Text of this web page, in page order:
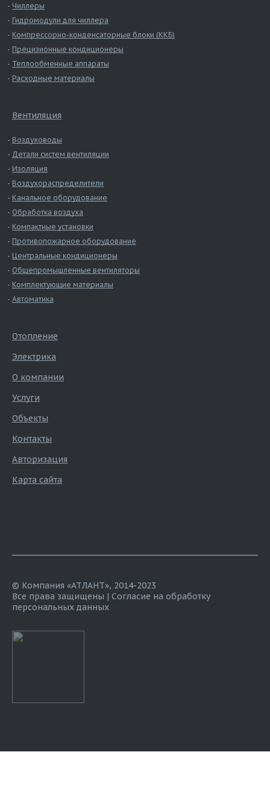
Чиллеры
Гидромодули для чиллера
Компрессорно-конденсаторные блоки (ККБ)
Прецизионные кондиционеры
Теплообменные аппараты
Расходные материалы
Вентиляция
Воздуховоды
Детали систем вентиляции
Изоляция
Воздухораспределители
Канальное оборудование
Обработка воздуха
Компактные установки
Противопожарное оборудование
Центральные кондиционеры
Общепромышленные вентиляторы
Комплектующие материалы
Автоматика
Отопление
Электрика
О компании
Услуги
Объекты
Контакты
Авторизация
Карта сайта
© Компания «АТЛАНТ», 2014-2023
Все права защищены | Согласие на обработку
персональных данных